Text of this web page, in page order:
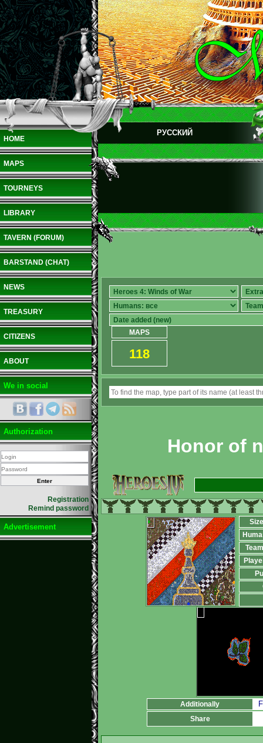
HOME
MAPS
TOURNEYS
LIBRARY
TAVERN (FORUM)
BARSTAND (CHAT)
NEWS
TREASURY
CITIZENS
ABOUT
We in social
Authorization
Registration
Remind password
Advertisement
РУССКИЙ
MAPS
118
Honor of
Size
Additionally
Share